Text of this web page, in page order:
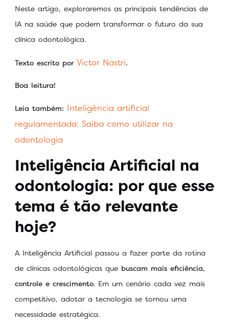
Neste artigo, exploraremos as principais tendências de
IA na saúde que podem transformar o futuro da sua
clínica odontológica.
Texto escrito por Victor Nastri.
Boa leitura!
Leia também: Inteligência artificial
regulamentada: Saiba como utilizar na
odontologia
Inteligência Artificial na
odontologia: por que esse
tema é tão relevante
hoje?
A Inteligência Artificial passou a fazer parte da rotina
de clínicas odontológicas que buscam mais eficiência,
controle e crescimento. Em um cenário cada vez mais
competitivo, adotar a tecnologia se tornou uma
necessidade estratégica.